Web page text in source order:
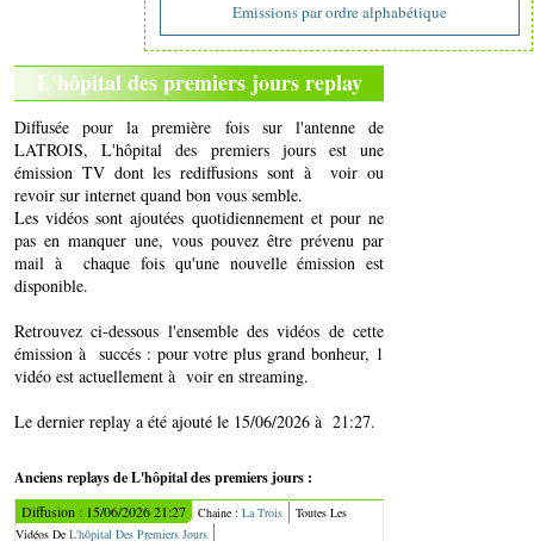
Emissions par ordre alphabétique
L'hôpital des premiers jours replay
Diffusée pour la première fois sur l'antenne de
LATROIS, L'hôpital des premiers jours est une
émission TV dont les rediffusions sont à voir ou
revoir sur internet quand bon vous semble.
Les vidéos sont ajoutées quotidiennement et pour ne
pas en manquer une, vous pouvez être prévenu par
mail à chaque fois qu'une nouvelle émission est
disponible.
Retrouvez ci-dessous l'ensemble des vidéos de cette
émission à succés : pour votre plus grand bonheur, 1
vidéo est actuellement à voir en streaming.
Le dernier replay a été ajouté le 15/06/2026 à 21:27.
Anciens replays de L'hôpital des premiers jours :
Diffusion : 15/06/2026 21:27 Chaine : La Trois
Toutes Les
Vidéos De L'hôpital Des Premiers Jours